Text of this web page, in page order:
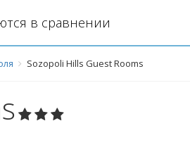
в сравнении
Sozopoli Hills Guest Rooms